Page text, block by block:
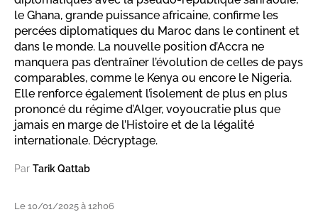
le Ghana, grande puissance africaine, confirme les
percées diplomatiques du Maroc dans le continent et
dans le monde. La nouvelle position d’Accra ne
manquera pas d’entraîner l’évolution de celles de pays
comparables, comme le Kenya ou encore le Nigeria.
Elle renforce également l’isolement de plus en plus
prononcé du régime d’Alger, voyoucratie plus que
jamais en marge de l’Histoire et de la légalité
internationale. Décryptage.
Par Tarik Qattab
Le 10/01/2025 à 12h06